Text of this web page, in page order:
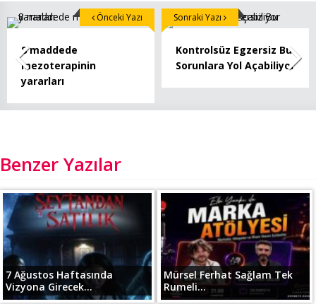
8 maddede
mezoterapinin
yararları
Önceki Yazı
Kontrolsüz Egzersiz Bu
Sorunlara Yol Açabiliyor
Sonraki Yazı
Benzer Yazılar
7 Ağustos Haftasında
Vizyona Girecek...
Mürsel Ferhat Sağlam Tek
Rumeli...